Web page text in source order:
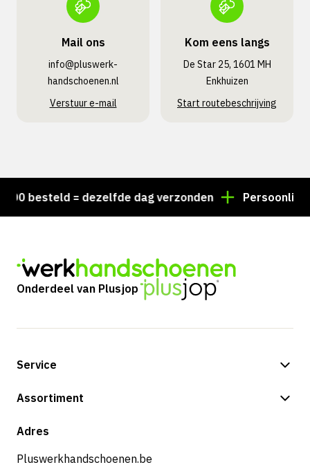
Mail ons
info@pluswerk­
handschoenen.nl
Verstuur e-mail
Kom eens langs
De Star 25, 1601 MH
Enkhuizen
Start routebeschrijving
besteld = dezelfde dag verzonden Persoonlijk
Onderdeel van Plusjop
Service
Betalingsmogelijkheden
Assortiment
Shop
Adres
Pluswerkhandschoenen.be